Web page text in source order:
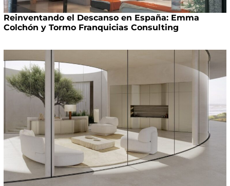
Reinventando el Descanso en España: Emma
Colchón y Tormo Franquicias Consulting